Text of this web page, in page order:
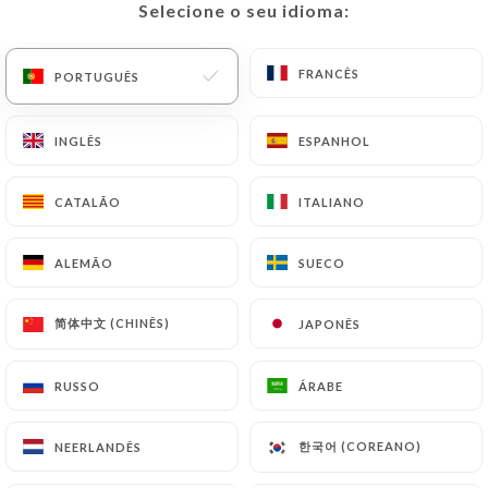
Selecione o seu idioma:
PORTUGUÊS FRANCÊS
INGLÊS ESPANHOL
CATALÃO ITALIANO
ALEMÃO SUECO
简体中文 (CHINÊS) JAPONÊS
RUSSO ÁRABE
NEERLANDÊS 한국어 (COREANO)
PÁGINA INICIAL
Altitude Lyon
Selecione o seu idioma:
PORTUGUÊS FRANCÊS
INGLÊS ESPANHOL
CATALÃO ITALIANO
ALEMÃO SUECO
简体中文 (CHINÊS) JAPONÊS
RUSSO ÁRABE
NEERLANDÊS 한국어 (COREANO)